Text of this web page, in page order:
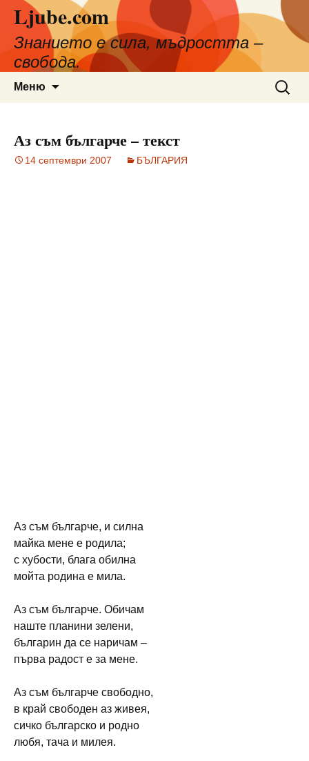
съдържанието
Ljube.com
Знанието е сила, мъдростта –
свобода.
Меню
за:
Аз съм българче – текст
14 септември 2007 БЪЛГАРИЯ
Аз съм българче, и силна
майка мене е родила;
с хубости, блага обилна
мойта родина е мила.
Аз съм българче. Обичам
наште планини зелени,
българин да се наричам –
първа радост е за мене.
Аз съм българче свободно,
в край свободен аз живея,
сичко българско и родно
любя, тача и милея.